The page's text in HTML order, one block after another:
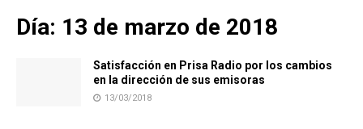
Día: 13 de marzo de 2018
Satisfacción en Prisa Radio por los cambios
en la dirección de sus emisoras
13/03/2018